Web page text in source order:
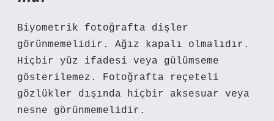
Biyometrik fotoğrafta dişler
görünmemelidir. Ağız kapalı olmalıdır.
Hiçbir yüz ifadesi veya gülümseme
gösterilemez. Fotoğrafta reçeteli
gözlükler dışında hiçbir aksesuar veya
nesne görünmemelidir.